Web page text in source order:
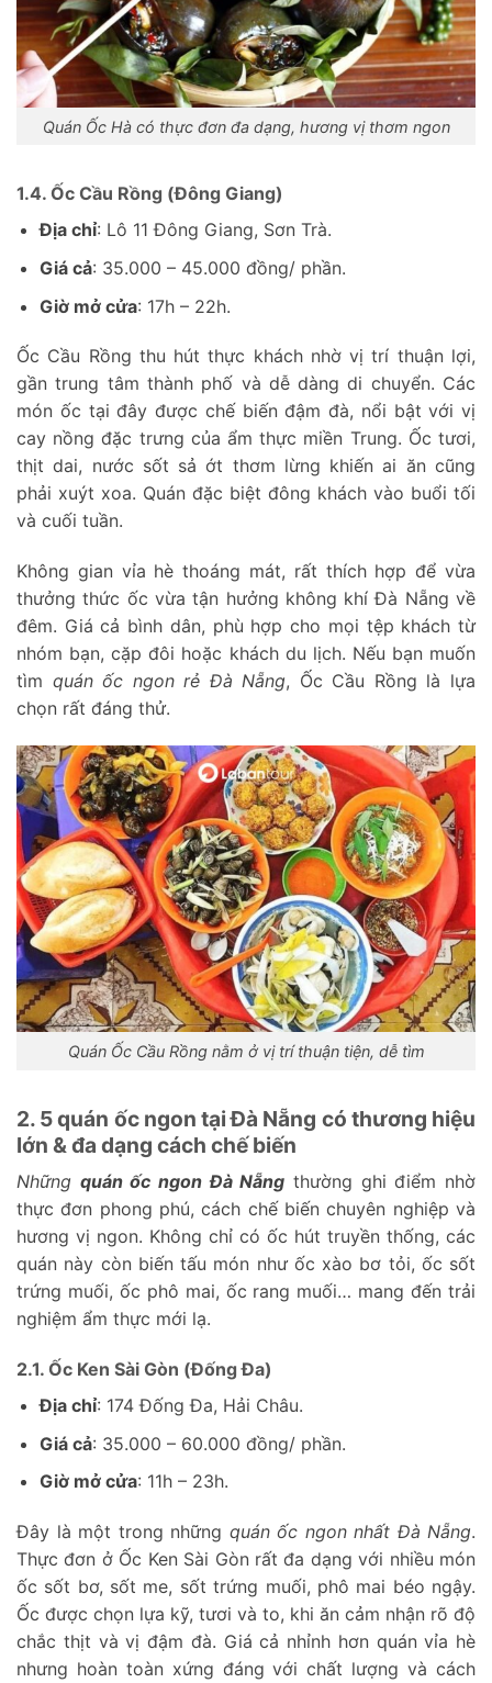
Quán Ốc Hà có thực đơn đa dạng, hương vị thơm ngon
1.4. Ốc Cầu Rồng (Đông Giang)
Địa chỉ: Lô 11 Đông Giang, Sơn Trà.
Giá cả: 35.000 – 45.000 đồng/ phần.
Giờ mở cửa: 17h – 22h.
Ốc Cầu Rồng thu hút thực khách nhờ vị trí thuận lợi,
gần trung tâm thành phố và dễ dàng di chuyển. Các
món ốc tại đây được chế biến đậm đà, nổi bật với vị
cay nồng đặc trưng của ẩm thực miền Trung. Ốc tươi,
thịt dai, nước sốt sả ớt thơm lừng khiến ai ăn cũng
phải xuýt xoa. Quán đặc biệt đông khách vào buổi tối
và cuối tuần.
Không gian vỉa hè thoáng mát, rất thích hợp để vừa
thưởng thức ốc vừa tận hưởng không khí Đà Nẵng về
đêm. Giá cả bình dân, phù hợp cho mọi tệp khách từ
nhóm bạn, cặp đôi hoặc khách du lịch. Nếu bạn muốn
tìm quán ốc ngon rẻ Đà Nẵng, Ốc Cầu Rồng là lựa
chọn rất đáng thử.
Quán Ốc Cầu Rồng nằm ở vị trí thuận tiện, dễ tìm
2. 5 quán ốc ngon tại Đà Nẵng có thương hiệu
lớn & đa dạng cách chế biến
Những quán ốc ngon Đà Nẵng thường ghi điểm nhờ
thực đơn phong phú, cách chế biến chuyên nghiệp và
hương vị ngon. Không chỉ có ốc hút truyền thống, các
quán này còn biến tấu món như ốc xào bơ tỏi, ốc sốt
trứng muối, ốc phô mai, ốc rang muối… mang đến trải
nghiệm ẩm thực mới lạ.
2.1. Ốc Ken Sài Gòn (Đống Đa)
Địa chỉ: 174 Đống Đa, Hải Châu.
Giá cả: 35.000 – 60.000 đồng/ phần.
Giờ mở cửa: 11h – 23h.
Đây là một trong những quán ốc ngon nhất Đà Nẵng.
Thực đơn ở Ốc Ken Sài Gòn rất đa dạng với nhiều món
ốc sốt bơ, sốt me, sốt trứng muối, phô mai béo ngậy.
Ốc được chọn lựa kỹ, tươi và to, khi ăn cảm nhận rõ độ
chắc thịt và vị đậm đà. Giá cả nhỉnh hơn quán vỉa hè
nhưng hoàn toàn xứng đáng với chất lượng và cách